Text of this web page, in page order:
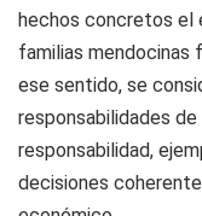
hechos concretos el
familias mendocinas
ese sentido, se
responsabilidades
responsabilidad,
decisiones